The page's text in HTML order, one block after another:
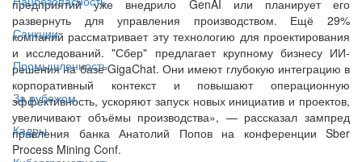
Санкции
Промышленность
За рубежом
Кадры
предприятий уже внедрило GenAI или планирует его
развернуть для управления производством. Ещё 29%
компаний рассматривает эту технологию для проектирования
и исследований. "Сбер" предлагает крупному бизнесу ИИ-
решения на базе GigaChat. Они имеют глубокую интеграцию в
корпоративный контекст и повышают операционную
эффективность, ускоряют запуск новых инициатив и проектов,
увеличивают объёмы производства», — рассказал зампред
правления банка Анатолий Попов на конференции Sber
Process Mining Conf.